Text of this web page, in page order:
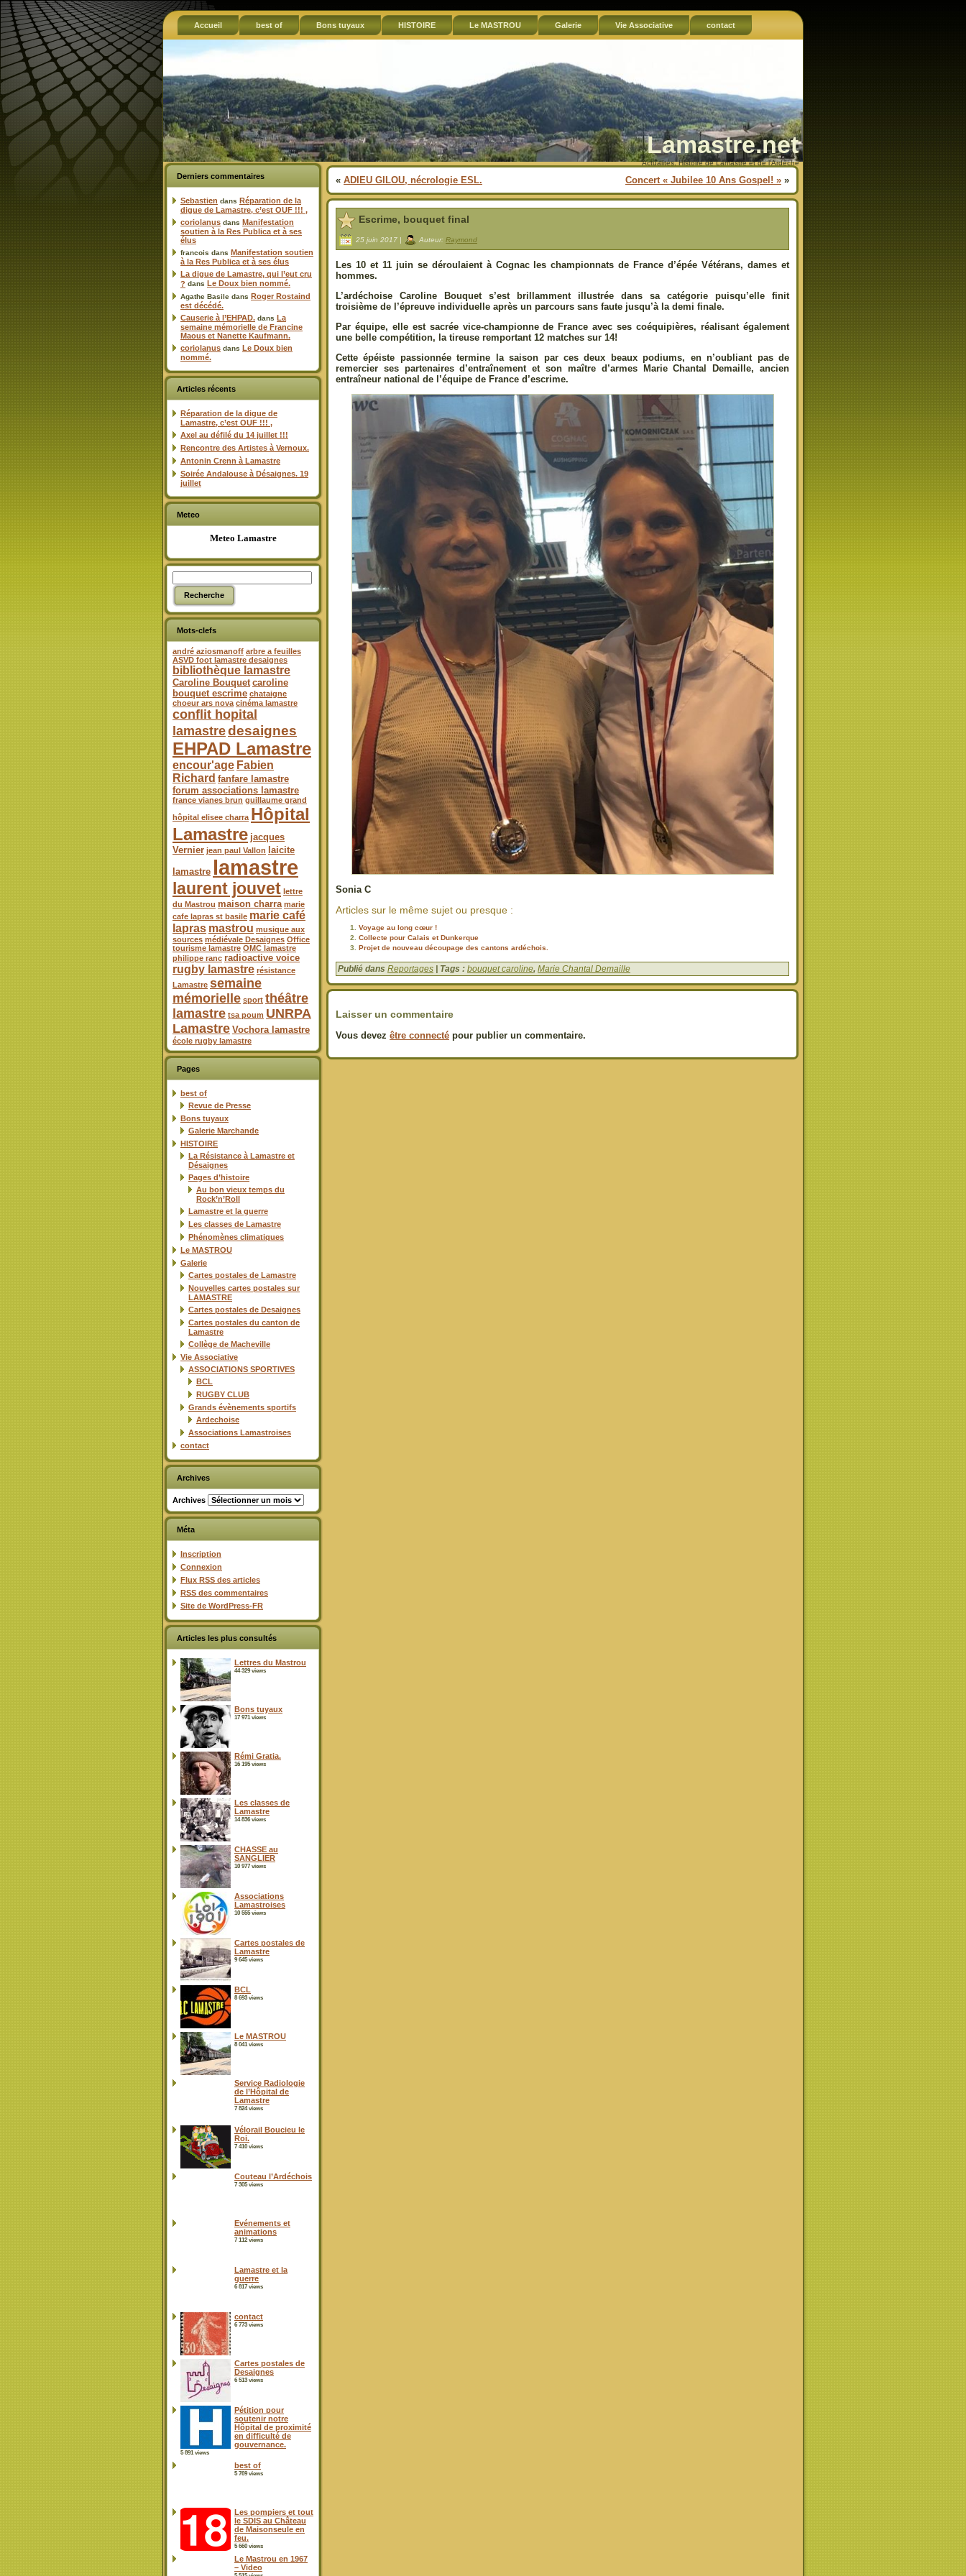
Accueil best of Bons tuyaux HISTOIRE Le MASTROU Galerie Vie Associative contact
Lamastre.net
Actualités, Histoire de Lamastre et de l'Ardèche
Derniers commentaires
Sebastien dans Réparation de la
digue de Lamastre, c’est OUF !!! ,
coriolanus dans Manifestation
soutien à la Res Publica et à ses
élus
francois dans Manifestation soutien
à la Res Publica et à ses élus
La digue de Lamastre, qui l’eut cru
? dans Le Doux bien nommé.
Agathe Basile dans Roger Rostaind
est décédé.
Causerie à l’EHPAD. dans La
semaine mémorielle de Francine
Maous et Nanette Kaufmann.
coriolanus dans Le Doux bien
nommé.
Articles récents
Réparation de la digue de
Lamastre, c’est OUF !!! ,
Axel au défilé du 14 juillet !!!
Rencontre des Artistes à Vernoux.
Antonin Crenn à Lamastre
Soirée Andalouse à Désaignes. 19
juillet
Meteo
Meteo Lamastre
Mots-clefs
andré aziosmanoff arbre a feuilles
ASVD foot lamastre desaignes
bibliothèque lamastre
Caroline Bouquet caroline
bouquet escrime chataigne
choeur ars nova cinéma lamastre
conflit hopital
lamastredesaignes
EHPAD Lamastre
encour'age Fabien
Richard fanfare lamastre
forum associations lamastre
france vianes brun guillaume grand
hôpital elisee charra Hôpital
Lamastre jacques
Vernier jean paul Vallon
laicite
lamastre lamastre
laurent jouvet lettre
du Mastrou maison charra marie
cafe lapras st basile marie café
lapras mastrou musique aux
sources médiévale Desaignes Office
tourisme lamastre OMC lamastre
philippe ranc radioactive voice
rugby lamastre résistance
Lamastre semaine
mémorielle sport théâtre
lamastre tsa poum UNRPA
Lamastre Vochora lamastre
école rugby lamastre
Pages
best of
Revue de Presse
Bons tuyaux
Galerie Marchande
HISTOIRE
La Résistance à Lamastre et
Désaignes
Pages d’histoire
Au bon vieux temps du
Rock’n’Roll
Lamastre et la guerre
Les classes de Lamastre
Phénomènes climatiques
Le MASTROU
Galerie
Cartes postales de Lamastre
Nouvelles cartes postales sur
LAMASTRE
Cartes postales de Desaignes
Cartes postales du canton de
Lamastre
Collège de Macheville
Vie Associative
ASSOCIATIONS SPORTIVES
BCL
RUGBY CLUB
Grands évènements sportifs
Ardechoise
Associations Lamastroises
contact
Archives
Archives
Méta
Inscription
Connexion
Flux RSS des articles
RSS des commentaires
Site de WordPress-FR
Articles les plus consultés
Lettres du Mastrou
44 329 views
Bons tuyaux
17 971 views
Rémi Gratia.
16 195 views
Les classes de
Lamastre
14 836 views
CHASSE au
SANGLIER
10 977 views
Associations
Lamastroises
10 555 views
Cartes postales de
Lamastre
9 645 views
BCL
8 693 views
Le MASTROU
8 041 views
Service Radiologie
de l’Hôpital de
Lamastre
7 824 views
Vélorail Boucieu le
Roi.
7 410 views
Couteau l’Ardéchois
7 305 views
Evénements et
animations
7 112 views
Lamastre et la
guerre
6 817 views
contact
6 773 views
Cartes postales de
Desaignes
6 513 views
Pétition pour
soutenir notre
Hôpital de proximité
en difficulté de
gouvernance.
5 891 views
best of
5 769 views
Les pompiers et tout
le SDIS au Château
de Maisonseule en
feu.
5 660 views
Le Mastrou en 1967
– Video
« ADIEU GILOU, nécrologie ESL. Concert « Jubilee 10 Ans Gospel! » »
Escrime, bouquet final
25 juin 2017 | Auteur: Raymond
Les 10 et 11 juin se déroulaient à Cognac les championnats de France d’épée Vétérans, dames et
hommes.
L’ardéchoise Caroline Bouquet s’est brillamment illustrée dans sa catégorie puisqu’elle finit
troisième de l’épreuve individuelle après un parcours sans faute jusqu’à la demi finale.
Par équipe, elle est sacrée vice-championne de France avec ses coéquipières, réalisant également
une belle compétition, la tireuse remportant 12 matches sur 14!
Cette épéiste passionnée termine la saison par ces deux beaux podiums, en n’oubliant pas de
remercier ses partenaires d’entraînement et son maître d’armes Marie Chantal Demaille, ancien
entraîneur national de l’équipe de France d’escrime.
Sonia C
Articles sur le même sujet ou presque :
Voyage au long cœur !
Collecte pour Calais et Dunkerque
Projet de nouveau découpage des cantons ardéchois.
Publié dans Reportages | Tags : bouquet caroline, Marie Chantal Demaille
Laisser un commentaire
Vous devez être connecté pour publier un commentaire.